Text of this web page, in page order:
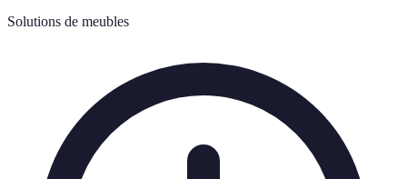
Solutions de meubles